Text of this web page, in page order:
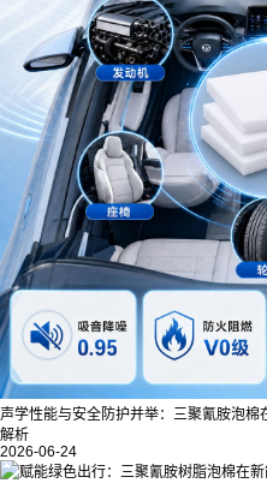
声学性能与安全防护并举：三聚氰胺泡
解析
2026-06-24